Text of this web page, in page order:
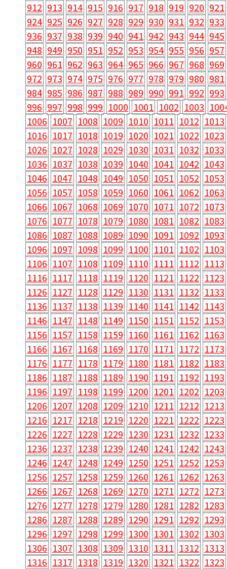
912 913 914 915 916 917 918 919 920 921
924 925 926 927 928 929 930 931 932 933
936 937 938 939 940 941 942 943 944 945
948 949 950 951 952 953 954 955 956 957
960 961 962 963 964 965 966 967 968 969
972 973 974 975 976 977 978 979 980 981
984 985 986 987 988 989 990 991 992 993
996 997 998 999 1000 1001 1002 1003
1006 1007 1008 1009 1010 1011 1012 1013
1016 1017 1018 1019 1020 1021 1022 1023
1026 1027 1028 1029 1030 1031 1032 1033
1036 1037 1038 1039 1040 1041 1042 1043
1046 1047 1048 1049 1050 1051 1052 1053
1056 1057 1058 1059 1060 1061 1062 1063
1066 1067 1068 1069 1070 1071 1072 1073
1076 1077 1078 1079 1080 1081 1082 1083
1086 1087 1088 1089 1090 1091 1092 1093
1096 1097 1098 1099 1100 1101 1102 1103
1106 1107 1108 1109 1110 1111 1112 1113
1116 1117 1118 1119 1120 1121 1122 1123
1126 1127 1128 1129 1130 1131 1132 1133
1136 1137 1138 1139 1140 1141 1142 1143
1146 1147 1148 1149 1150 1151 1152 1153
1156 1157 1158 1159 1160 1161 1162 1163
1166 1167 1168 1169 1170 1171 1172 1173
1176 1177 1178 1179 1180 1181 1182 1183
1186 1187 1188 1189 1190 1191 1192 1193
1196 1197 1198 1199 1200 1201 1202 1203
1206 1207 1208 1209 1210 1211 1212 1213
1216 1217 1218 1219 1220 1221 1222 1223
1226 1227 1228 1229 1230 1231 1232 1233
1236 1237 1238 1239 1240 1241 1242 1243
1246 1247 1248 1249 1250 1251 1252 1253
1256 1257 1258 1259 1260 1261 1262 1263
1266 1267 1268 1269 1270 1271 1272 1273
1276 1277 1278 1279 1280 1281 1282 1283
1286 1287 1288 1289 1290 1291 1292 1293
1296 1297 1298 1299 1300 1301 1302 1303
1306 1307 1308 1309 1310 1311 1312 1313
1316 1317 1318 1319 1320 1321 1322 1323